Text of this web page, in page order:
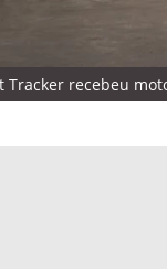
Tracker recebeu